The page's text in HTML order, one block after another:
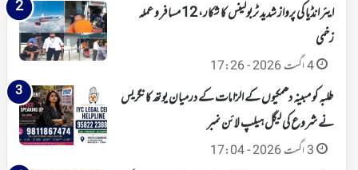
ایئر انڈیا کی پرواز شدید ٹربولینس کا شکار، 12 مسافر و عملہ
زخمی
4 اگست 2026 - 17:26
طلبہ کو مبینہ دھمکیوں کے الزامات کے درمیان یوتھ کانگریس
نے شروع کی لیگل ہیلپ لائن نمبر
3 اگست 2026 - 17:04